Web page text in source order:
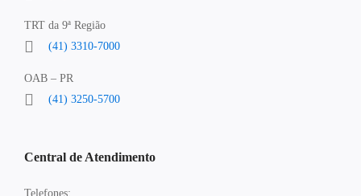
TRT da 9ª Região
(41) 3310-7000
OAB – PR
(41) 3250-5700
Central de Atendimento
Telefones: